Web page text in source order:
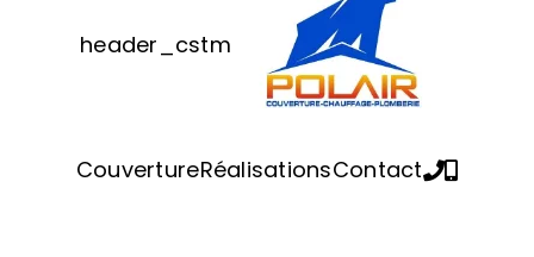
header_cstm
CouvertureRéalisationsContact